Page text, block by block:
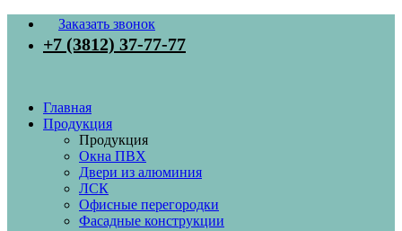
Заказать звонок
+7 (3812) 37-77-77
Главная
Продукция
Продукция
Окна ПВХ
Двери из алюминия
ЛСК
Офисные перегородки
Фасадные конструкции